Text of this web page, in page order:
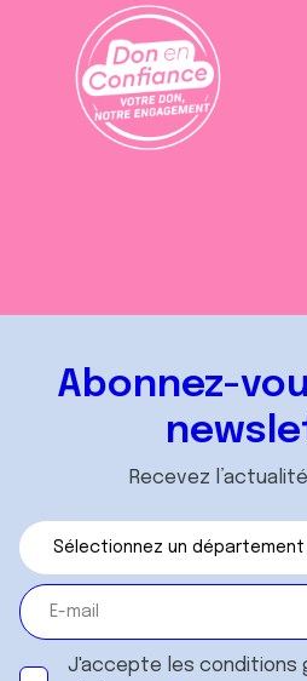
Abonnez-
Recevez
J'accepte les conditions